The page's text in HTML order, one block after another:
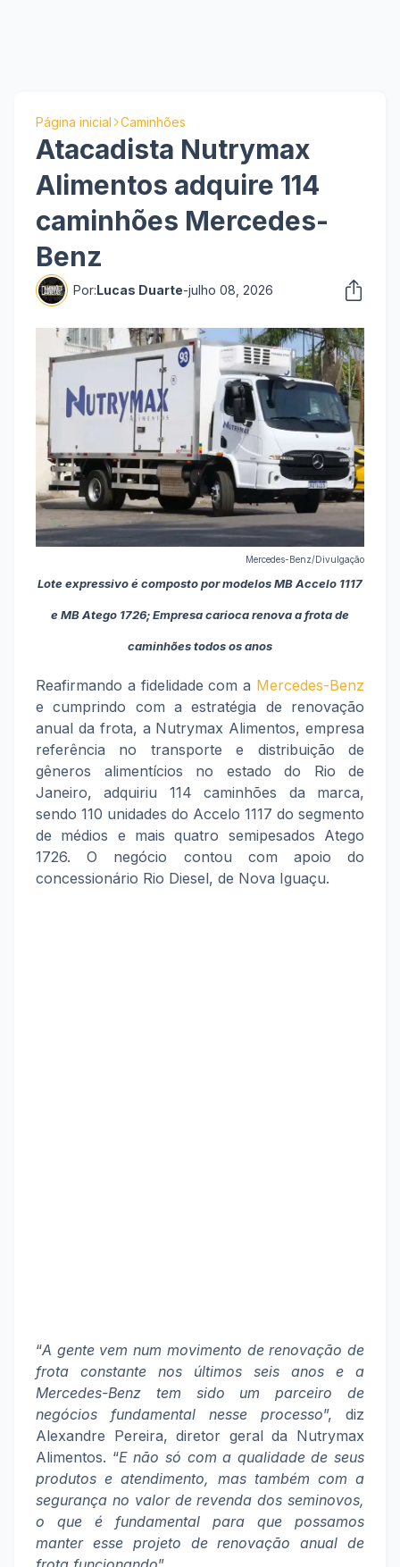
Página inicial Caminhões
Atacadista Nutrymax
Alimentos adquire 114
caminhões Mercedes-
Benz
Por:Lucas Duarte-julho 08, 2026
Mercedes-Benz/Divulgação
Lote expressivo é composto por modelos MB Accelo 1117
e MB Atego 1726; Empresa carioca renova a frota de
caminhões todos os anos
Reafirmando a fidelidade com a Mercedes-Benz
e cumprindo com a estratégia de renovação
anual da frota, a Nutrymax Alimentos, empresa
referência no transporte e distribuição de
gêneros alimentícios no estado do Rio de
Janeiro, adquiriu 114 caminhões da marca,
sendo 110 unidades do Accelo 1117 do segmento
de médios e mais quatro semipesados Atego
1726. O negócio contou com apoio do
concessionário Rio Diesel, de Nova Iguaçu.
“A gente vem num movimento de renovação de
frota constante nos últimos seis anos e a
Mercedes-Benz tem sido um parceiro de
negócios fundamental nesse processo”, diz
Alexandre Pereira, diretor geral da Nutrymax
Alimentos. “E não só com a qualidade de seus
produtos e atendimento, mas também com a
segurança no valor de revenda dos seminovos,
o que é fundamental para que possamos
manter esse projeto de renovação anual de